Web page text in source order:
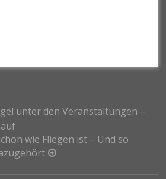
unter den Veranstaltungen –
wie Fliegen ist – Und so